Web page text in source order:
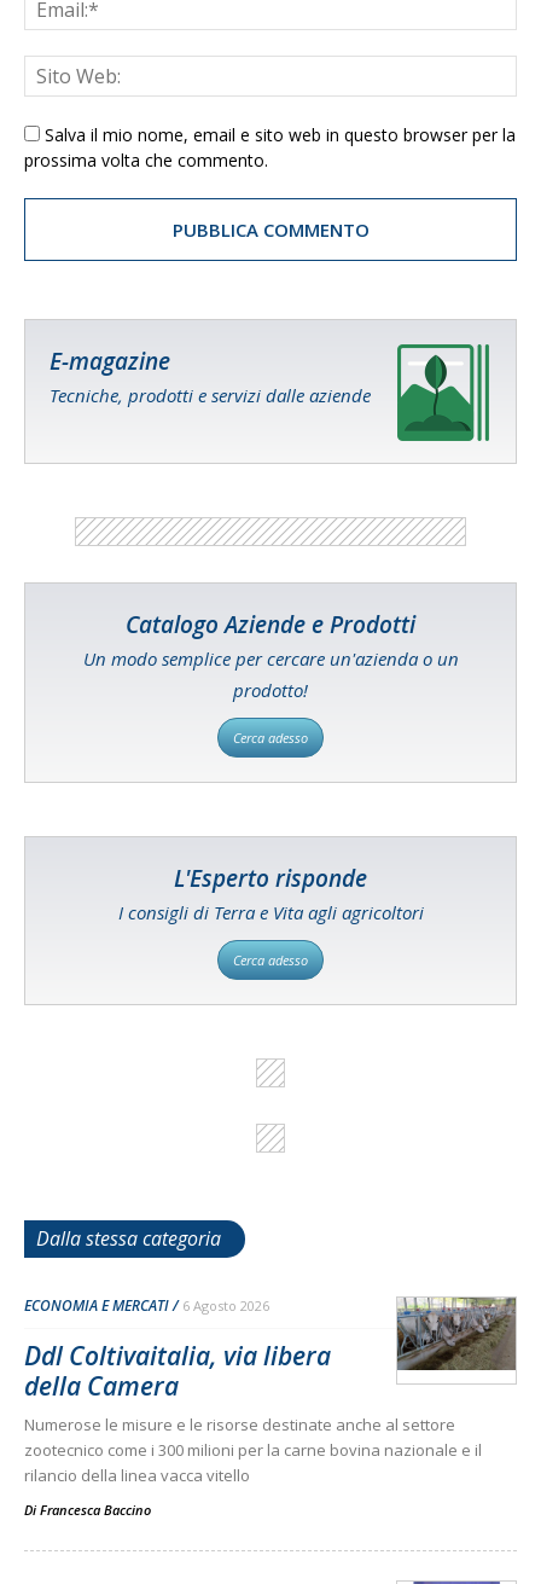
Salva il mio nome, email e sito web in questo browser per la
prossima volta che commento.
E-magazine
Tecniche, prodotti e servizi dalle aziende
Catalogo Aziende e Prodotti
Un modo semplice per cercare un'azienda o un
prodotto!
Cerca adesso
L'Esperto risponde
I consigli di Terra e Vita agli agricoltori
Cerca adesso
Dalla stessa categoria
ECONOMIA E MERCATI 6 Agosto 2026
Ddl Coltivaitalia, via libera
della Camera
Numerose le misure e le risorse destinate anche al settore
zootecnico come i 300 milioni per la carne bovina nazionale e il
rilancio della linea vacca vitello
Di Francesca Baccino